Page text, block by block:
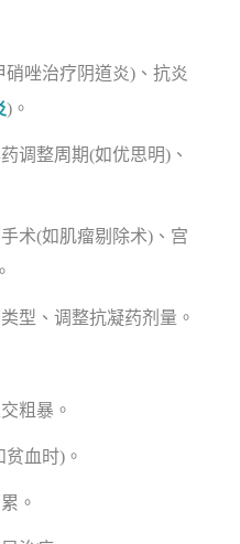
唑治疗阴道炎)、抗炎
)。
整周期(如优思明)、
(如肌瘤剔除术)、宫
、调整抗凝药剂量。
粗暴。
血时)。
。